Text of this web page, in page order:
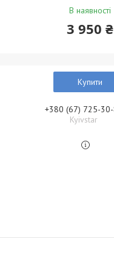
В наявності
3 950 ₴
Купити
+380 (67) 725-
Kyivstar